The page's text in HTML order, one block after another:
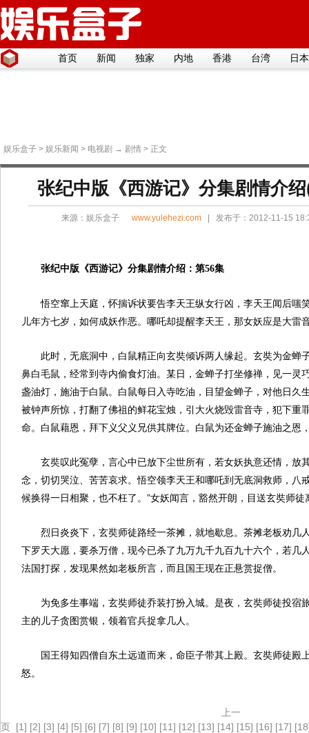
首页 新闻 独家 内地 香港 台湾 日本
娱乐盒子 > 娱乐新闻 > 电视剧 → 剧情 > 正文
张纪中版《西游记》分集剧情介
来源： 娱乐盒子 www.yulehezi.com | 发布于：2012-11-15
张纪中版《西游记》分集剧情介绍：第56集
悟空窜上天庭，怀揣诉状要告李天王纵女行凶，李天王闻后嗤
儿年方七岁，如何成妖作恶。哪吒却提醒李天王，那女妖应是大雷
此时，无底洞中，白鼠精正向玄奘倾诉两人缘起。玄奘为金蝉
鼻白毛鼠，经常到寺内偷食灯油。某日，金蝉子打坐修禅，见一灵
盏油灯，施油于白鼠。白鼠每日入寺吃油，目望金蝉子，对他日久
被钟声所惊，打翻了佛祖的鲜花宝烛，引大火烧毁雷音寺，犯下重
命。白鼠藉恩，拜下义父义兄供其牌位。白鼠为还金蝉子施油之恩
玄奘叹此冤孽，言心中已放下尘世所有，若女妖执意还情，放
念，切切哭泣、苦苦哀求。悟空领李天王和哪吒到无底洞救师，八
候换得一日相聚，也不枉了。”女妖闻言，豁然开朗，目送玄奘师徒
烈日炎炎下，玄奘师徒路经一茶摊，就地歇息。茶摊老板劝几
下罗天大愿，要杀万僧，现今已杀了九万九千九百九十六个，若几
法国打探，发现果然如老板所言，而且国王现在正悬赏捉僧。
为免多生事端，玄奘师徒乔装打扮入城。是夜，玄奘师徒投宿
主的儿子贪图赏银，领着官兵捉拿几人。
国王得知四僧自东土远道而来，命臣子带其上殿。玄奘师徒殿
怒。
上一
页 [1] [2] [3] [4] [5] [6] [7] [8] [9] [10] [11] [12] [13] [14] [15] [16] [17]